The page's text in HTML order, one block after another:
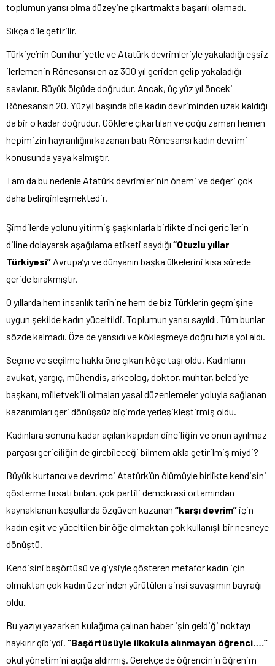
toplumun yarısı olma düzeyine çıkartmakta başarılı olamadı.
Sıkça dile getirilir.
Türkiye’nin Cumhuriyetle ve Atatürk devrimleriyle yakaladığı eşsiz
ilerlemenin Rönesansı en az 300 yıl geriden gelip yakaladığı
savlanır. Büyük ölçüde doğrudur. Ancak, üç yüz yıl önceki
Rönesansın 20. Yüzyıl başında bile kadın devriminden uzak kaldığı
da bir o kadar doğrudur. Göklere çıkartılan ve çoğu zaman hemen
hepimizin hayranlığını kazanan batı Rönesansı kadın devrimi
konusunda yaya kalmıştır.
Tam da bu nedenle Atatürk devrimlerinin önemi ve değeri çok
daha belirginleşmektedir.
Şimdilerde yolunu yitirmiş şaşkınlarla birlikte dinci gericilerin
diline dolayarak aşağılama etiketi saydığı “Otuzlu yıllar
Türkiyesi” Avrupa’yı ve dünyanın başka ülkelerini kısa sürede
geride bırakmıştır.
O yıllarda hem insanlık tarihine hem de biz Türklerin geçmişine
uygun şekilde kadın yüceltildi. Toplumun yarısı sayıldı. Tüm bunlar
sözde kalmadı. Öze de yansıdı ve kökleşmeye doğru hızla yol aldı.
Seçme ve seçilme hakkı öne çıkan köşe taşı oldu. Kadınların
avukat, yargıç, mühendis, arkeolog, doktor, muhtar, belediye
başkanı, milletvekili olmaları yasal düzenlemeler yoluyla sağlanan
kazanımları geri dönüşsüz biçimde yerleşikleştirmiş oldu.
Kadınlara sonuna kadar açılan kapıdan dinciliğin ve onun ayrılmaz
parçası gericiliğin de girebileceği bilmem akla getirilmiş miydi?
Büyük kurtarıcı ve devrimci Atatürk’ün ölümüyle birlikte kendisini
gösterme fırsatı bulan, çok partili demokrasi ortamından
kaynaklanan koşullarda özgüven kazanan “karşı devrim” için
kadın eşit ve yüceltilen bir öğe olmaktan çok kullanışlı bir nesneye
dönüştü.
Kendisini başörtüsü ve giysiyle gösteren metafor kadın için
olmaktan çok kadın üzerinden yürütülen sinsi savaşımın bayrağı
oldu.
Bu yazıyı yazarken kulağıma çalınan haber işin geldiği noktayı
haykırır gibiydi. “Başörtüsüyle ilkokula alınmayan öğrenci….”
okul yönetimini açığa aldırmış. Gerekçe de öğrencinin öğrenim